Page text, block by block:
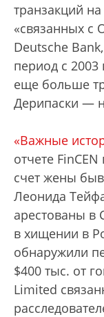
транзакций
«связанных с
Deutsche
период с
еще больше
Дерипаски —
«Важные
отчете
счет жены
Леонида
арестованы в
в хищении в
обнаружили
$400 тыс. от
Limited